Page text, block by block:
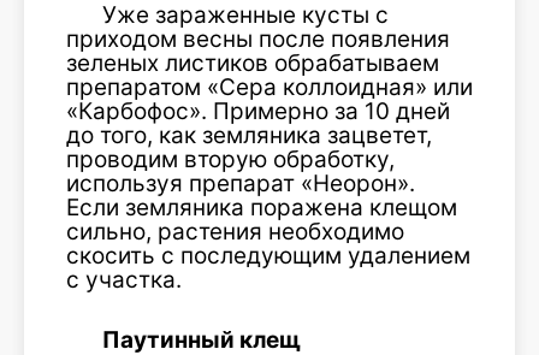
Уже зараженные кусты с
приходом весны после появления
зеленых листиков обрабатываем
препаратом «Сера коллоидная» или
«Карбофос». Примерно за 10 дней
до того, как земляника зацветет,
проводим вторую обработку,
используя препарат «Неорон».
Если земляника поражена клещом
сильно, растения необходимо
скосить с последующим удалением
с участка.
Паутинный клещ